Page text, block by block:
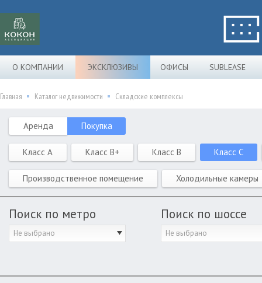
О КОМПАНИИ ЭКСКЛЮЗИВЫ ОФИСЫ SUBLEASE
Главная Каталог недвижимости Складские комплексы
Аренда Покупка
Класс A Класс B+ Класс B Класс C
Производственное помещение Холодильные камеры
Поиск по метро
Не выбрано
Поиск по шоссе
Не выбрано